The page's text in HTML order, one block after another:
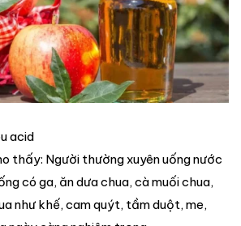
acid
thấy: Người thường xuyên uống nước
có ga, ăn dưa chua, cà muối chua,
như khế, cam quýt, tầm duột, me,